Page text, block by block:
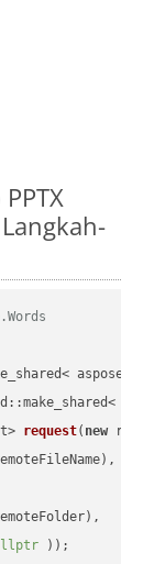
request( new
))